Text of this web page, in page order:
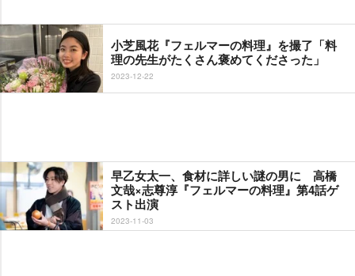
小芝風花『フェルマーの料理』を撮了「料
理の先生がたくさん褒めてくださった」
2023-12-22
早乙女太一、食材に詳しい謎の男に 高橋
文哉×志尊淳『フェルマーの料理』第4話ゲ
スト出演
2023-11-03